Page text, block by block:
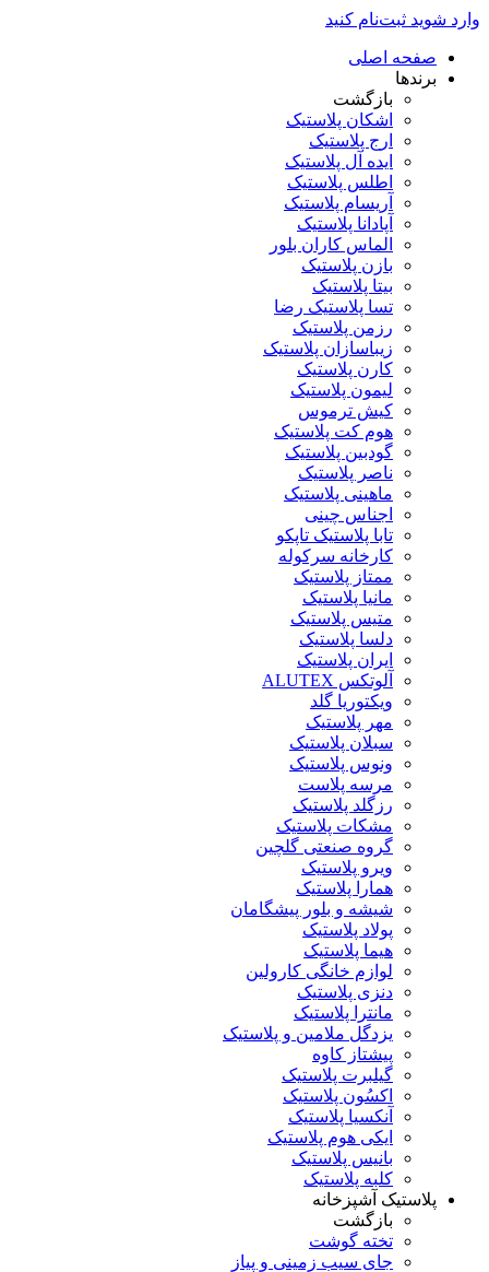
وارد شوید ثبت‌نام کنید
صفحه اصلی
برندها
بازگشت
اشکان پلاستیک
ارج پلاستیک
ایده آل پلاستیک
اطلس پلاستیک
آریسام پلاستیک
آپادانا پلاستیک
الماس کاران بلور
بازن پلاستیک
بیتا پلاستیک
تسا پلاستیک رضا
رزمن پلاستیک
زیباسازان پلاستیک
کارن پلاستیک
لیمون پلاستیک
کیش ترموس
هوم کت پلاستیک
گودبین پلاستیک
ناصر پلاستیک
ماهینی پلاستیک
اجناس چینی
تابا پلاستیک تاپکو
کارخانه سرکوله
ممتاز پلاستیک
مانیا پلاستیک
متیس پلاستیک
دلسا پلاستیک
ایران پلاستیک
آلوتکس ALUTEX
ویکتوریا گلد
مهر پلاستیک
سبلان پلاستیک
ونوس پلاستیک
مرسه پلاست
رزگلد پلاستیک
مشکات پلاستیک
گروه صنعتی گلچین
ویرو پلاستیک
همارا پلاستیک
شیشه و بلور پیشگامان
پولاد پلاستیک
هیما پلاستیک
لوازم خانگی کارولین
دنزی پلاستیک
مانترا پلاستیک
یزدگل ملامین و پلاستیک
پیشتاز کاوه
گیلبرت پلاستیک
اکسُون پلاستیک
آنکسیا پلاستیک
ایکی هوم پلاستیک
بانیس پلاستیک
کلبه پلاستیک
پلاستیک آشپزخانه
بازگشت
تخته گوشت
جای سیب زمینی و پیاز